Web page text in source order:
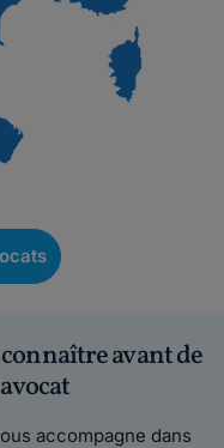
avant de
accompagne dans